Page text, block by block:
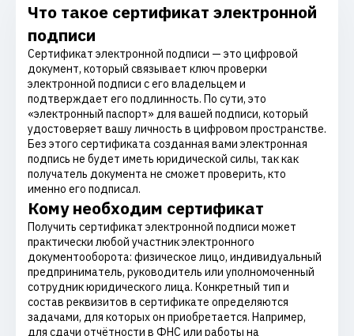
Что такое сертификат электронной
подписи
Сертификат электронной подписи — это цифровой
документ, который связывает ключ проверки
электронной подписи с его владельцем и
подтверждает его подлинность. По сути, это
«электронный паспорт» для вашей подписи, который
удостоверяет вашу личность в цифровом пространстве.
Без этого сертификата созданная вами электронная
подпись не будет иметь юридической силы, так как
получатель документа не сможет проверить, кто
именно его подписал.
Кому необходим сертификат
Получить сертификат электронной подписи может
практически любой участник электронного
документооборота: физическое лицо, индивидуальный
предприниматель, руководитель или уполномоченный
сотрудник юридического лица. Конкретный тип и
состав реквизитов в сертификате определяются
задачами, для которых он приобретается. Например,
для сдачи отчётности в ФНС или работы на